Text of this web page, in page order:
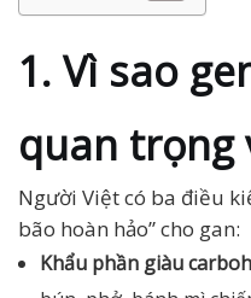
1. Vì sao
quan trọng
Người Việt có ba điều
bão hoàn hảo” cho gan:
Khẩu phần giàu